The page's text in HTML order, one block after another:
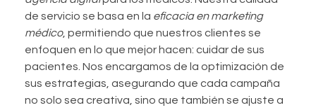
de servicio se basa en la eficacia en marketing
médico, permitiendo que nuestros clientes se
enfoquen en lo que mejor hacen: cuidar de sus
pacientes. Nos encargamos de la optimización de
sus estrategias, asegurando que cada campaña
no solo sea creativa, sino que también se ajuste a